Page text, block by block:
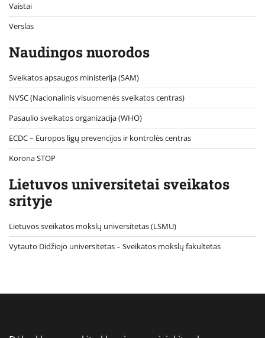
Vaistai
Verslas
Naudingos nuorodos
Sveikatos apsaugos ministerija (SAM)
NVSC (Nacionalinis visuomenės sveikatos centras)
Pasaulio sveikatos organizacija (WHO)
ECDC – Europos ligų prevencijos ir kontrolės centras
Korona STOP
Lietuvos universitetai sveikatos
srityje
Lietuvos sveikatos mokslų universitetas (LSMU)
Vytauto Didžiojo universitetas– Sveikatos mokslų fakultetas